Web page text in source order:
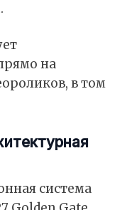
на
в том
система